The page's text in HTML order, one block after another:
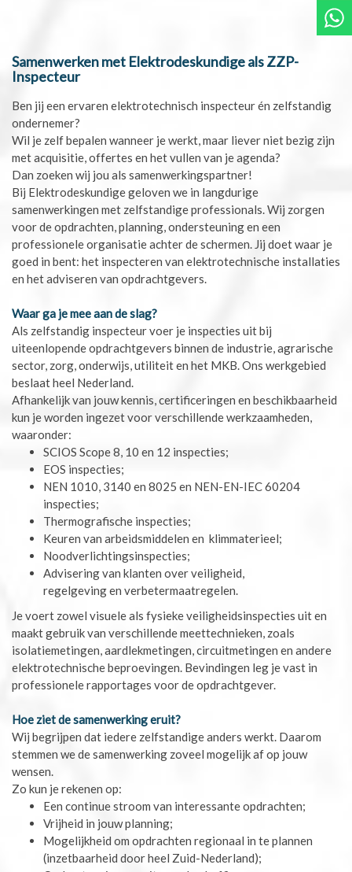
Samenwerken met Elektrodeskundige als ZZP-
Inspecteur
Ben jij een ervaren elektrotechnisch inspecteur én zelfstandig
ondernemer?
Wil je zelf bepalen wanneer je werkt, maar liever niet bezig zijn
met acquisitie, offertes en het vullen van je agenda?
Dan zoeken wij jou als samenwerkingspartner!
Bij Elektrodeskundige geloven we in langdurige
samenwerkingen met zelfstandige professionals. Wij zorgen
voor de opdrachten, planning, ondersteuning en een
professionele organisatie achter de schermen. Jij doet waar je
goed in bent: het inspecteren van elektrotechnische installaties
en het adviseren van opdrachtgevers.
Waar ga je mee aan de slag?
Als zelfstandig inspecteur voer je inspecties uit bij
uiteenlopende opdrachtgevers binnen de industrie, agrarische
sector, zorg, onderwijs, utiliteit en het MKB. Ons werkgebied
beslaat heel Nederland.
Afhankelijk van jouw kennis, certificeringen en beschikbaarheid
kun je worden ingezet voor verschillende werkzaamheden,
waaronder:
SCIOS Scope 8, 10 en 12 inspecties;
EOS inspecties;
NEN 1010, 3140 en 8025 en NEN-EN-IEC 60204
inspecties;
Thermografische inspecties;
Keuren van arbeidsmiddelen en klimmaterieel;
Noodverlichtingsinspecties;
Advisering van klanten over veiligheid,
regelgeving en verbetermaatregelen.
Je voert zowel visuele als fysieke veiligheidsinspecties uit en
maakt gebruik van verschillende meettechnieken, zoals
isolatiemetingen, aardlekmetingen, circuitmetingen en andere
elektrotechnische beproevingen. Bevindingen leg je vast in
professionele rapportages voor de opdrachtgever.
Hoe ziet de samenwerking eruit?
Wij begrijpen dat iedere zelfstandige anders werkt. Daarom
stemmen we de samenwerking zoveel mogelijk af op jouw
wensen.
Zo kun je rekenen op:
Een continue stroom van interessante opdrachten;
Vrijheid in jouw planning;
Mogelijkheid om opdrachten regionaal in te plannen
(inzetbaarheid door heel Zuid-Nederland);